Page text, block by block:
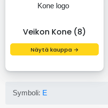
Veikon Kone (8)
Näytä kauppa →
Symboli: E